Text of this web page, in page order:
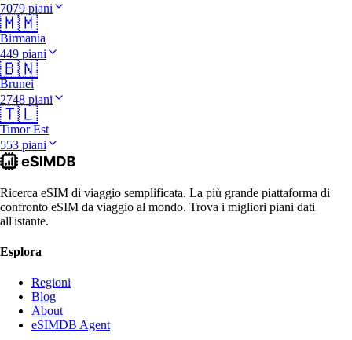
7079 piani
🇲🇲
Birmania
449 piani
🇧🇳
Brunei
2748 piani
🇹🇱
Timor Est
553 piani
Ricerca eSIM di viaggio semplificata. La più grande piattaforma di
confronto eSIM da viaggio al mondo. Trova i migliori piani dati
all'istante.
Esplora
Regioni
Blog
About
eSIMDB Agent